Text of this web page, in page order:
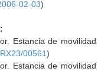
02-03)
Estancia de movilidad
00561)
Estancia de movilidad